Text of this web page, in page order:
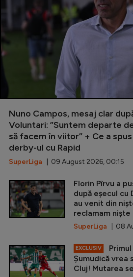
Nuno Campos, mesaj clar
Voluntari: ”Suntem departe
să facem în viitor” + Ce a
derby-ul cu Rapid
SuperLiga | 09 August 2026, 00:15
Florin Pîrvu a
după eșecul cu
au venit din
reclamam niște
SuperLiga | 08
EXCLUSIV
Șumudică vrea
Cluj! Mutarea